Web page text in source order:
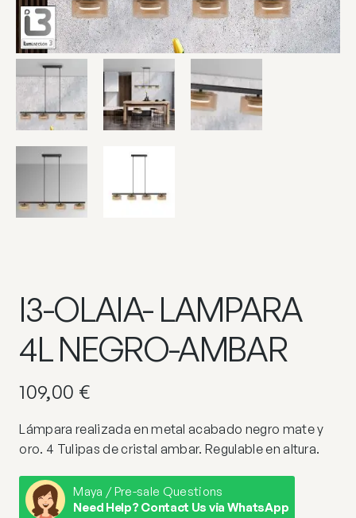
I3-OLAIA- LAMPARA
4L NEGRO-AMBAR
109,00 €
Lámpara realizada en metal acabado negro mate y
oro. 4 Tulipas de cristal ambar. Regulable en altura.
Maya / Pre-sale Questions
Need Help? Contact Us via WhatsApp